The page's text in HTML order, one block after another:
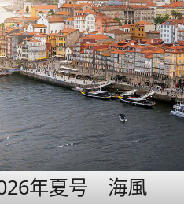
年夏号 海風